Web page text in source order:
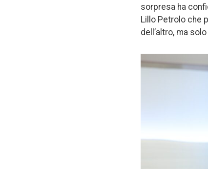
sorpresa ha
Lillo Petrolo che
dell’altro, ma